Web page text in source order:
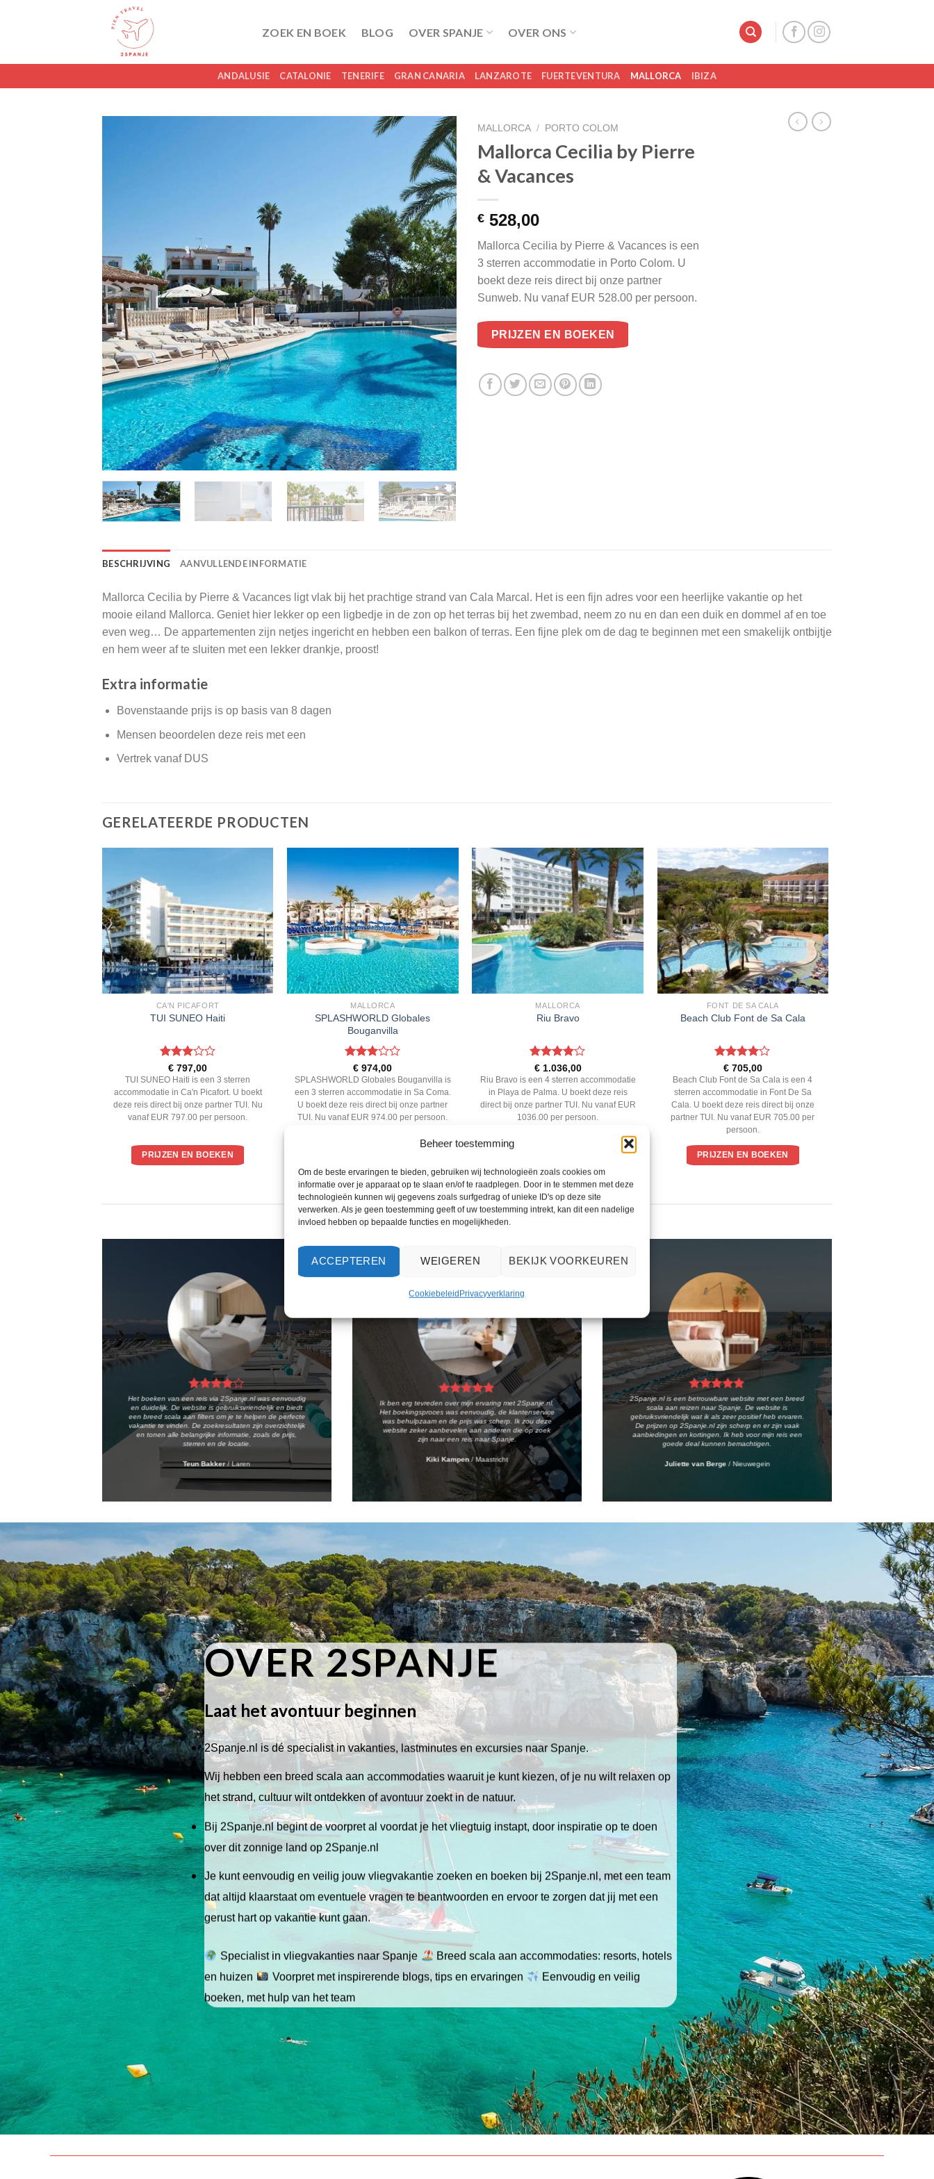
Beheer toestemming
Om de beste ervaringen te bieden, gebruiken wij technologieën zoals cookies om
informatie over je apparaat op te slaan en/of te raadplegen. Door in te stemmen met deze
technologieën kunnen wij gegevens zoals surfgedrag of unieke ID's op deze site
verwerken. Als je geen toestemming geeft of uw toestemming intrekt, kan dit een nadelige
invloed hebben op bepaalde functies en mogelijkheden.
ACCEPTEREN WEIGEREN BEKIJK VOORKEUREN
CookiebeleidPrivacyverklaring
ZOEK EN BOEK BLOG OVER SPANJE OVER ONS
ANDALUSIE CATALONIE TENERIFE GRAN CANARIA LANZAROTE FUERTEVENTURA MALLORCA IBIZA
MALLORCA / PORTO COLOM
Mallorca Cecilia by Pierre
& Vacances
€ 528,00
Mallorca Cecilia by Pierre & Vacances is een
3 sterren accommodatie in Porto Colom. U
boekt deze reis direct bij onze partner
Sunweb. Nu vanaf EUR 528.00 per persoon.
PRIJZEN EN BOEKEN
BESCHRIJVING AANVULLENDE INFORMATIE
Mallorca Cecilia by Pierre & Vacances ligt vlak bij het prachtige strand van Cala Marcal. Het is een fijn adres voor een heerlijke vakantie op het
mooie eiland Mallorca. Geniet hier lekker op een ligbedje in de zon op het terras bij het zwembad, neem zo nu en dan een duik en dommel af en toe
even weg… De appartementen zijn netjes ingericht en hebben een balkon of terras. Een fijne plek om de dag te beginnen met een smakelijk ontbijtje
en hem weer af te sluiten met een lekker drankje, proost!
Extra informatie
Bovenstaande prijs is op basis van 8 dagen
Mensen beoordelen deze reis met een
Vertrek vanaf DUS
GERELATEERDE PRODUCTEN
CA'N PICAFORT
TUI SUNEO Haiti
Gewaardeerd
3uit 5
€ 797,00
TUI SUNEO Haiti is een 3 sterren
accommodatie in Ca'n Picafort. U boekt
deze reis direct bij onze partner TUI. Nu
vanaf EUR 797.00 per persoon.
PRIJZEN EN BOEKEN
MALLORCA
SPLASHWORLD Globales
Bouganvilla
Gewaardeerd
3 uit 5
€ 974,00
SPLASHWORLD Globales Bouganvilla is
een 3 sterren accommodatie in Sa Coma.
U boekt deze reis direct bij onze partner
TUI. Nu vanaf EUR 974.00 per persoon.
MALLORCA
Riu Bravo
Gewaardeerd
4uit 5
€1.036,00
Riu Bravo is een 4 sterren accommodatie
in Playa de Palma. U boekt deze reis
direct bij onze partner TUI. Nu vanaf EUR
1036.00 per persoon.
FONT DE SA CALA
Beach Club Font de Sa Cala
Gewaardeerd
4uit 5
€705,00
Beach Club Font de Sa Cala is een 4
sterren accommodatie in Font De Sa
Cala. U boekt deze reis direct bij onze
partner TUI. Nu vanaf EUR 705.00 per
persoon.
PRIJZEN EN BOEKEN
WAT ZE OVER ONS ZEGGEN
Het boeken van een reis via 2Spanje.nl was eenvoudig
en duidelijk. De website is gebruiksvriendelijk en biedt
een breed scala aan filters om je te helpen de perfecte
vakantie te vinden. De zoekresultaten zijn overzichtelijk
en tonen alle belangrijke informatie, zoals de prijs,
sterren en de locatie.
Teun Bakker /Laren
Ik ben erg tevreden over mijn ervaring met 2Spanje.nl.
Het boekingsproces was eenvoudig, de klantenservice
was behulpzaam en de prijs was scherp. Ik zou deze
website zeker aanbevelen aan anderen die op zoek
zijn naar een reis naar Spanje.
Kiki Kampen /Maastricht
2Spanje.nl is een betrouwbare website met een breed
scala aan reizen naar Spanje. De website is
gebruiksvriendelijk wat ik als zeer positief heb ervaren.
De prijzen op 2Spanje.nl zijn scherp en er zijn vaak
aanbiedingen en kortingen. Ik heb voor mijn reis een
goede deal kunnen bemachtigen.
Juliette van Berge / Nieuwegein
OVER 2SPANJE
Laat het avontuur beginnen
2Spanje.nl is dé specialist in vakanties, lastminutes en excursies naar Spanje.
Wij hebben een breed scala aan accommodaties waaruit je kunt kiezen, of je nu wilt relaxen op
het strand, cultuur wilt ontdekken of avontuur zoekt in de natuur.
Bij 2Spanje.nl begint de voorpret al voordat je het vliegtuig instapt, door inspiratie op te doen
over dit zonnige land op 2Spanje.nl
Je kunt eenvoudig en veilig jouw vliegvakantie zoeken en boeken bij 2Spanje.nl, met een team
dat altijd klaarstaat om eventuele vragen te beantwoorden en ervoor te zorgen dat jij met een
gerust hart op vakantie kunt gaan.
Specialist in vliegvakanties naar Spanje
Breed scala aan accommodaties: resorts, hotels
en huizen
Voorpret met inspirerende blogs, tips en ervaringen
Eenvoudig en veilig
boeken, met hulp van het team